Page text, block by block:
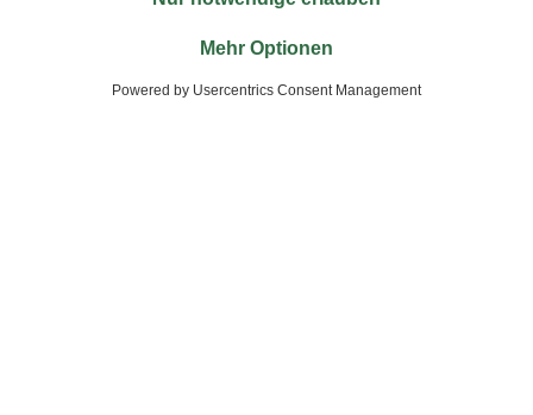
Jetzt die toom-App herunterladen